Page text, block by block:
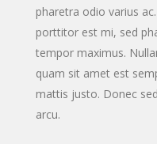
pharetra odio varius
porttitor est mi, sed
tempor maximus.
quam sit amet est
mattis justo. Donec
arcu.